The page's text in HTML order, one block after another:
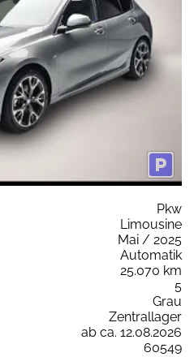
Pkw
Limousine
Mai / 2025
Automatik
25.070 km
5
Grau
Zentrallager
ab ca. 12.08.2026
60549